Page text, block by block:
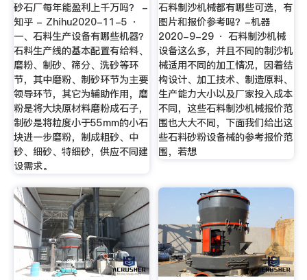
砂石厂每年能盈利上千万吗？ -
知乎 - Zhihu2020-11-5 ·
一、石料生产设备有哪些机器？
石料生产线的基本配置有给料、
磨粉、制砂、筛分、洗砂等环
节，其中磨粉、制砂环节为主要
领导环节，其它为辅助作用，磨
粉是将大块原材料磨粉成石子，
制砂是将粒度小于55mm的小石
块进一步磨粉，制成粗砂、中
砂、细砂、特细砂，供应不同建
设需求。
石料制沙机械都有哪些可选，有
图片和报价参考吗？-机器
2020-9-29 · 石料制沙机械
设备这么多，并且不同的制沙机
械适用不同的加工情况，因着结
构设计、加工技术、制造原料、
生产能力大小以及厂家投入成本
不同，这些石料制沙机械报价范
围也大大不同，下面我们给出这
些石料砂粉设备械的参考报价范
围，若想